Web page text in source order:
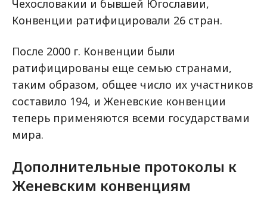
Чехословакии и бывшей Югославии,
Конвенции ратифицировали 26 стран.
После 2000 г. Конвенции были
ратифицированы еще семью странами,
таким образом, общее число их участников
составило 194, и Женевские конвенции
теперь применяются всеми государствами
мира.
Дополнительные протоколы к
Женевским конвенциям